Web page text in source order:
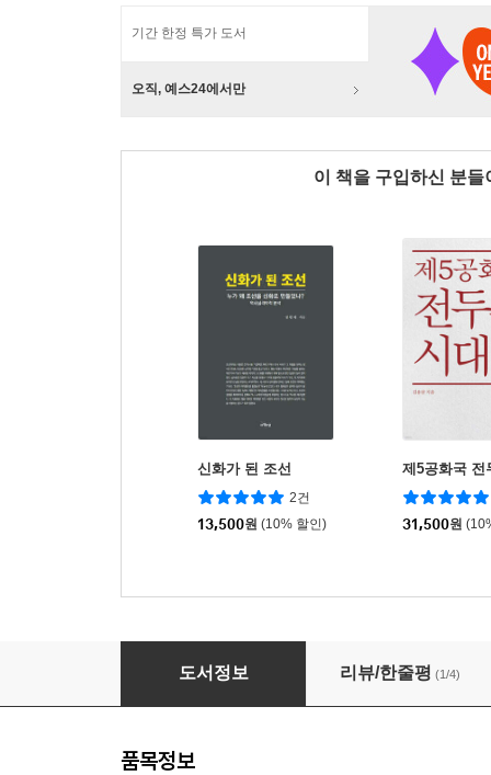
기간 한정 특가 도서
오직, 예스24에서만
이 책을 구입하신 분
신화가 된 조선
2건
13,500원 (10% 할인)
제5공화국 전
31,500원
두 총성의 기억, 두 광주의 눈물
도서정보 리뷰/한줄평 (1/4)
품목정보